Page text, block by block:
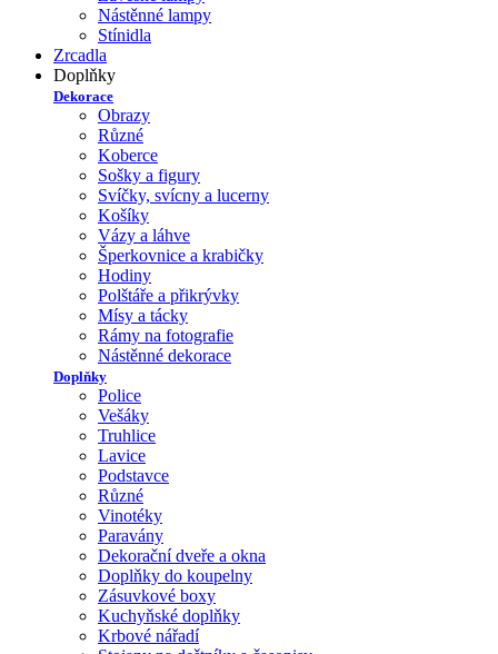
Nástěnné lampy
Stínidla
Zrcadla
Doplňky
Dekorace
Obrazy
Různé
Koberce
Sošky a figury
Svíčky, svícny a lucerny
Košíky
Vázy a láhve
Šperkovnice a krabičky
Hodiny
Polštáře a přikrývky
Mísy a tácky
Rámy na fotografie
Nástěnné dekorace
Doplňky
Police
Vešáky
Truhlice
Lavice
Podstavce
Různé
Vinotéky
Paravány
Dekorační dveře a okna
Doplňky do koupelny
Zásuvkové boxy
Kuchyňské doplňky
Krbové nářadí